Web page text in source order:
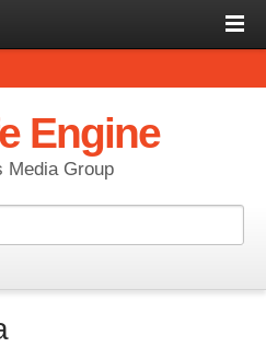
Engine
Media Group